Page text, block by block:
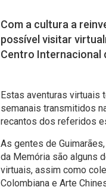
Com a cultura a
possível visitar
Centro Internacional
Estas aventuras virtuais
semanais transmitidos
recantos dos referidos
As gentes de
da Memória são alguns
virtuais, assim como
Colombiana e Arte